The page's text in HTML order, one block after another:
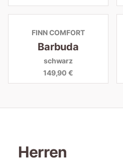
FINN COMFORT
Barbuda
schwarz
149,90 €
Herren